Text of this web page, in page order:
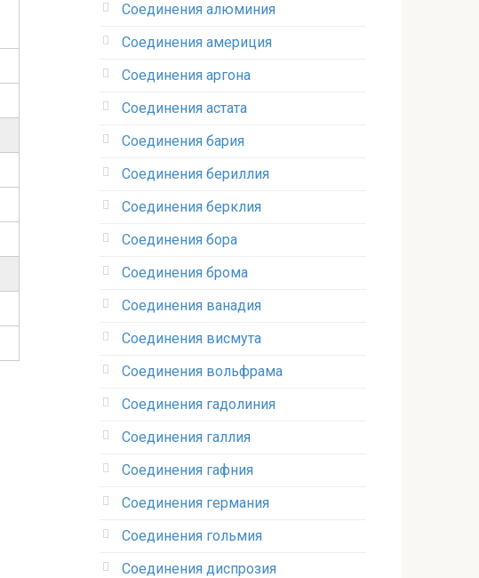
Соединения алюминия‎
Соединения америция‎
Соединения аргона‎
Соединения астата‎
Соединения бария
Соединения бериллия‎
Соединения берклия
Соединения бора‎
Соединения брома‎
Соединения ванадия‎
Соединения висмута
Соединения вольфрама‎
Соединения гадолиния‎
Соединения галлия‎
Соединения гафния‎
Соединения германия‎
Соединения гольмия‎
Соединения диспрозия‎ ‎